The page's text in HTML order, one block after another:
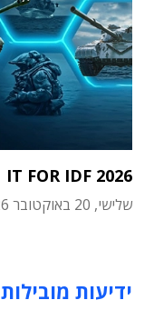
IT FOR IDF 2026
שלישי, 20 באוקטובר 2026
ידיעות מובילות